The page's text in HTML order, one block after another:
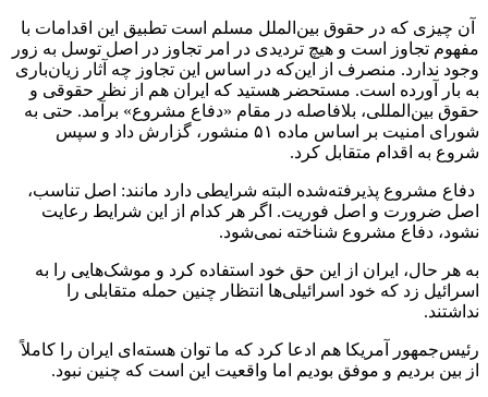
آن چیزی که در حقوق بین‌الملل مسلم است تطبیق این اقدامات با
مفهوم تجاوز است و هیچ تردیدی در امر تجاوز در اصل توسل به زور
وجود ندارد. منصرف از این‌که در اساس این تجاوز چه آثار زیان‌باری
به بار آورده است. مستحضر هستید که ایران هم از نظر حقوقی و
حقوق بین‌المللی، بلافاصله در مقام «دفاع مشروع» برآمد. حتی به
شورای امنیت بر اساس ماده ۵۱ منشور، گزارش داد و سپس
شروع به اقدام متقابل کرد.
دفاع مشروع‌ پذیرفته‌شده البته شرایطی دارد مانند: اصل تناسب،
اصل ضرورت و اصل فوریت. اگر هر کدام از این شرایط رعایت
نشود، دفاع مشروع شناخته نمی‌شود.
به هر حال، ایران از این حق خود استفاده کرد و موشک‌هایی را به
اسرائیل زد که خود اسرائیلی‌ها انتظار چنین حمله متقابلی را
نداشتند.
رئیس‌جمهور آمریکا هم ادعا کرد که ما توان هسته‌ای ایران را کاملاً
از بین بردیم و موفق بودیم اما واقعیت این است که چنین نبود.